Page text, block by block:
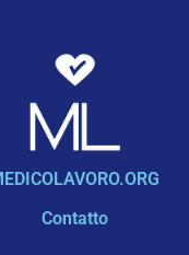
Contatto